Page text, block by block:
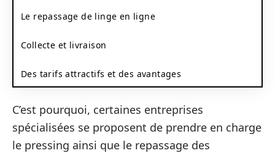
Le repassage de linge en ligne
Collecte et livraison
Des tarifs attractifs et des avantages
C’est pourquoi, certaines entreprises
spécialisées se proposent de prendre en charge
le pressing ainsi que le repassage des